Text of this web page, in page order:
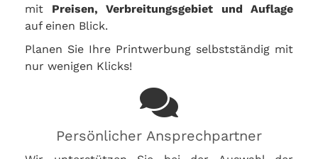
mit Preisen, Verbreitungsgebiet und Auflage
auf einen Blick.
Planen Sie Ihre Printwerbung selbstständig mit
nur wenigen Klicks!
Persönlicher Ansprechpartner